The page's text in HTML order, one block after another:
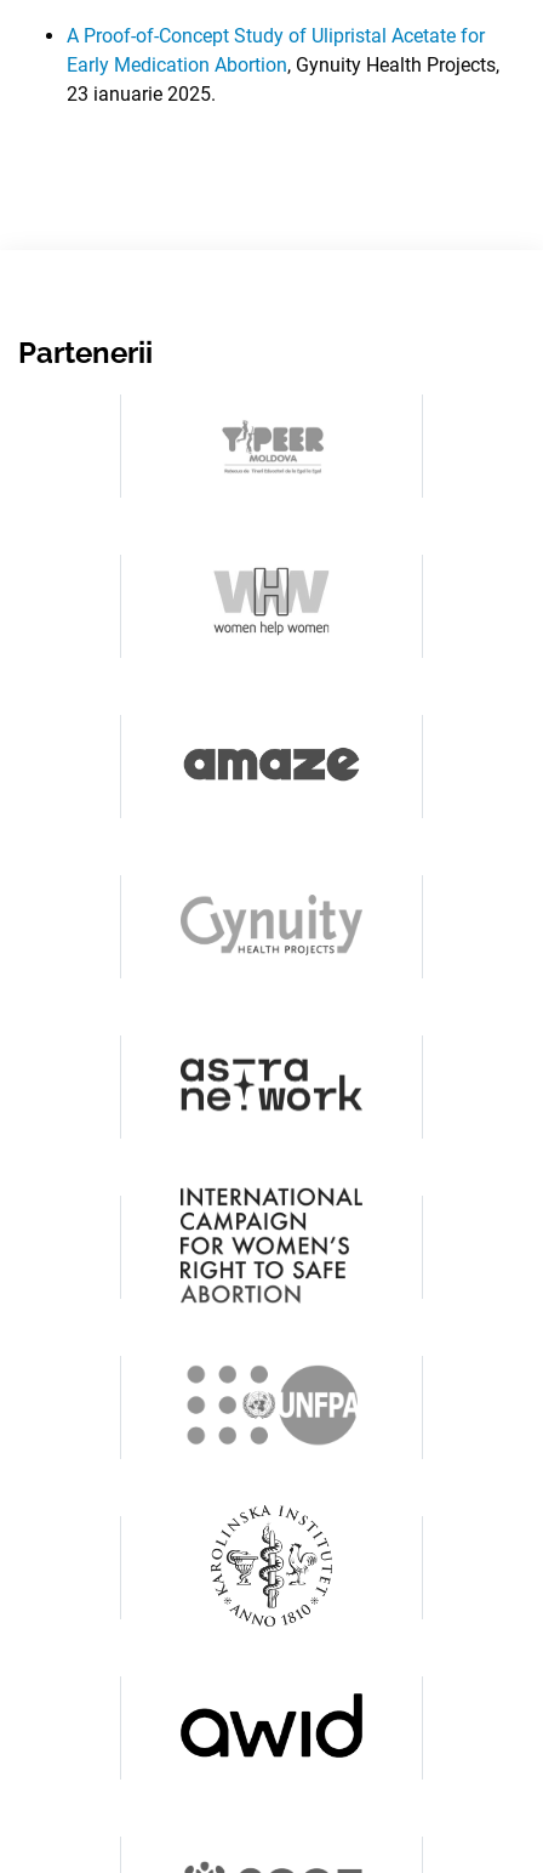
A Proof-of-Concept Study of Ulipristal Acetate for
Early Medication Abortion, Gynuity Health Projects,
23 ianuarie 2025.
Partenerii